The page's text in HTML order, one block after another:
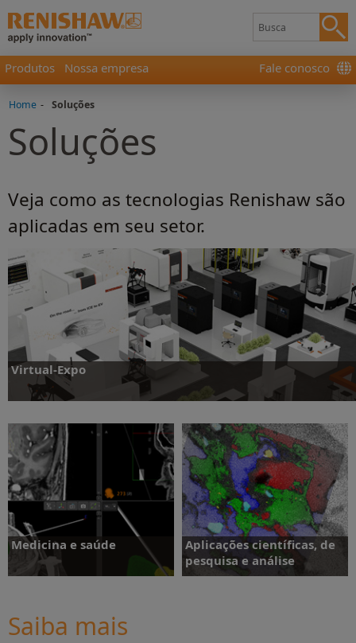
Produtos Nossa empresa Fale conosco
Home - Soluções
Soluções
Veja como as tecnologias Renishaw são
aplicadas em seu setor.
Virtual-Expo
Visite nossa Virtual-Expo
Medicina e saúde
Aplicações científicas, de
pesquisa e análise
Saiba mais